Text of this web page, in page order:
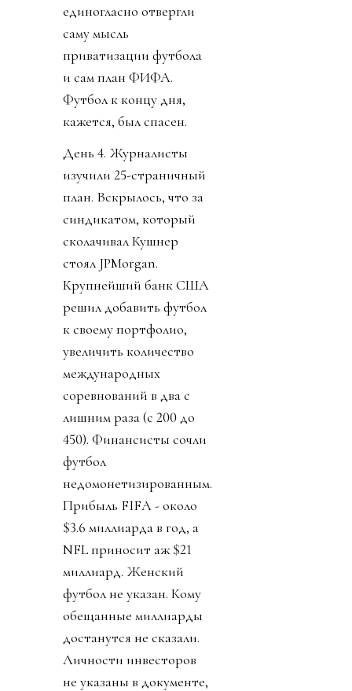
единогласно отвергли
саму мысль
приватизации футбола
и сам план ФИФА.
Футбол к концу дня,
кажется, был спасен.
День 4. Журналисты
изучили 25-страничный
план. Вскрылось, что за
синдикатом, который
сколачивал Кушнер
стоял JPMorgan.
Крупнейший банк США
решил добавить футбол
к своему портфолио,
увеличить количество
международных
соревнований в два с
лишним раза (с 200 до
450). Финансисты сочли
футбол
недомонетизированным.
Прибыль FIFA - около
$3.6 миллиарда в год, а
NFL приносит аж $21
миллиард. Женский
футбол не указан. Кому
обещанные миллиарды
достанутся не сказали.
Личности инвесторов
не указаны в документе,